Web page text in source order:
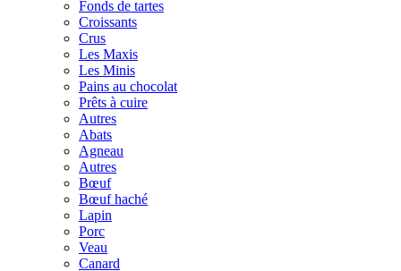
Fonds de tartes
Croissants
Crus
Les Maxis
Les Minis
Pains au chocolat
Prêts à cuire
Autres
Abats
Agneau
Autres
Bœuf
Bœuf haché
Lapin
Porc
Veau
Canard